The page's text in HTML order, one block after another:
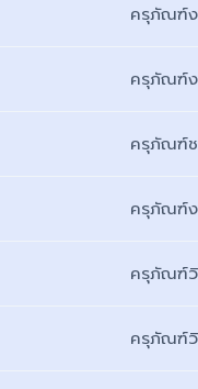
ครุภัณฑ์ง
ครุภัณฑ์ง
ครุภัณฑ์
ครุภัณฑ์
ครุภัณฑ์
ครุภัณฑ์